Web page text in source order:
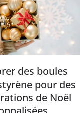
des boules
pour des
de Noël